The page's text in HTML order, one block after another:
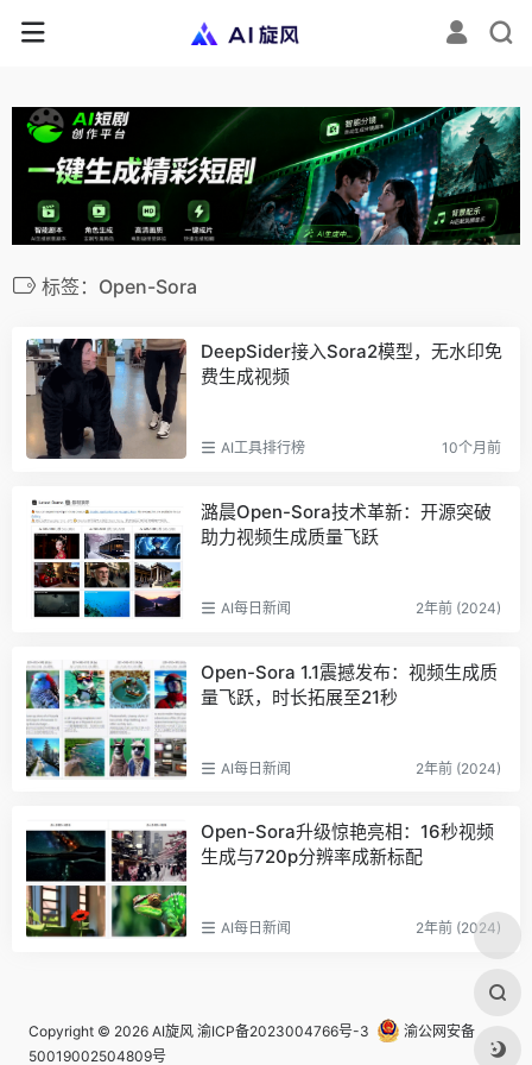
标签：Open-Sora
DeepSider接入Sora2模型，无水印免
费生成视频
AI工具排行榜 10个月前
潞晨Open-Sora技术革新：开源突破
助力视频生成质量飞跃
AI每日新闻 2年前 (2024)
Open-Sora 1.1震撼发布：视频生成质
量飞跃，时长拓展至21秒
AI每日新闻 2年前 (2024)
Open-Sora升级惊艳亮相：16秒视频
生成与720p分辨率成新标配
AI每日新闻 2年前 (2024)
Copyright © 2026 AI旋风 渝ICP备2023004766号-3
渝公网安备
50019002504809号